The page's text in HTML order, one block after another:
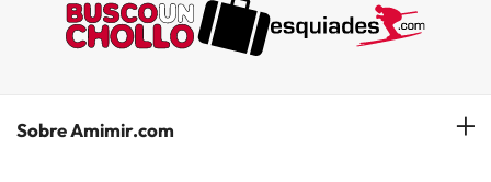
Sobre Amimir.com